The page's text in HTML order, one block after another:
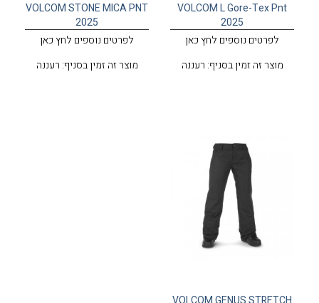
VOLCOM L Gore-Tex Pnt
2025
לפרטים נוספים לחץ כאן
מוצר זה זמין בסניף: רעננה
VOLCOM STONE MICA PNT
2025
לפרטים נוספים לחץ כאן
מוצר זה זמין בסניף: רעננה